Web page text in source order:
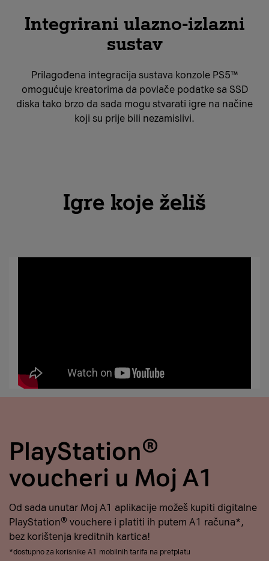
Integrirani ulazno-izlazni
sustav
Prilagođena integracija sustava konzole PS5™
omogućuje kreatorima da povlače podatke sa SSD
diska tako brzo da sada mogu stvarati igre na načine
koji su prije bili nezamislivi.
Igre koje želiš
PlayStation®
voucheri u Moj A1
Od sada unutar Moj A1 aplikacije možeš kupiti digitalne
PlayStation® vouchere i platiti ih putem A1 računa*,
bez korištenja kreditnih kartica!
*dostupno za korisnike A1 mobilnih tarifa na pretplatu